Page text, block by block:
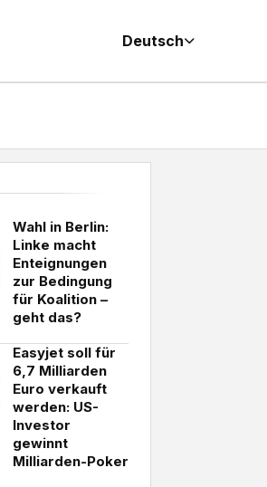
Deutsch
Wahl in Berlin:
Linke macht
Enteignungen
zur Bedingung
für Koalition –
geht das?
Easyjet soll für
6,7 Milliarden
Euro verkauft
werden: US-
Investor
gewinnt
Milliarden-Poker